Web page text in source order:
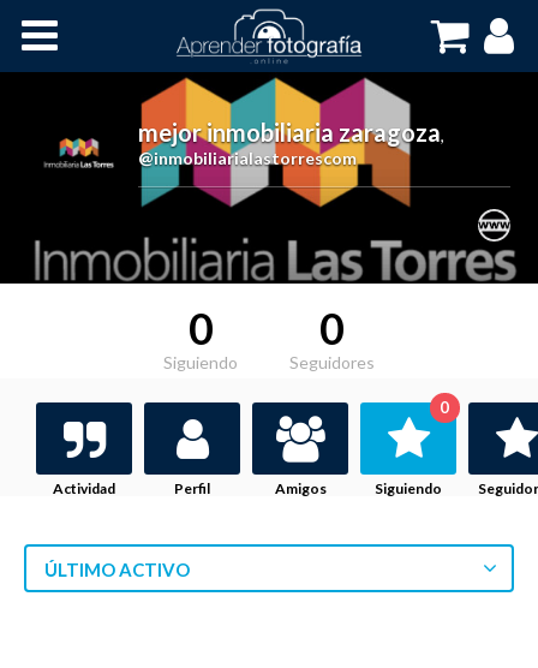
Cursos OnLine
mejor inmobiliaria zaragoza,
@inmobiliarialastorrescom
0
Siguiendo
0
Seguidores
Actividad Perfil Amigos Siguiendo
0
ÚLTIMO ACTIVO